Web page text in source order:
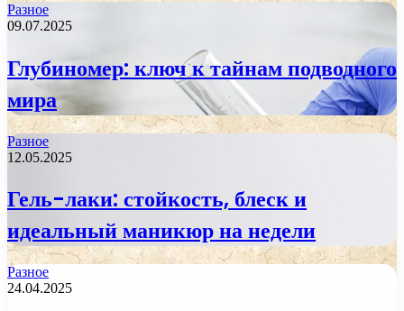
Разное
09.07.2025
Глубиномер: ключ к тайнам подводного
мира
Разное
12.05.2025
Гель-лаки: стойкость, блеск и
идеальный маникюр на недели
Разное
24.04.2025